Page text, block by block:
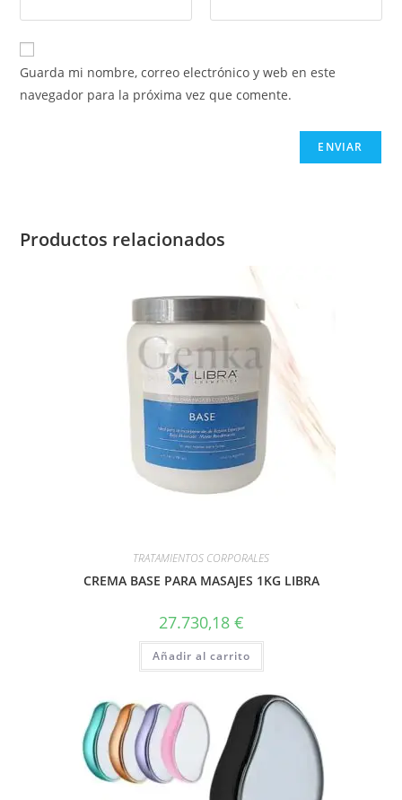
Guarda mi nombre, correo electrónico y web en este
navegador para la próxima vez que comente.
Productos relacionados
TRATAMIENTOS CORPORALES
CREMA BASE PARA MASAJES 1KG LIBRA
27.730,18 €
Añadir al carrito